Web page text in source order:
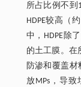
所占比例不到
HDPE较高（
中，HDPE除
的土工膜。在
防渗和覆盖
放MPs，导致